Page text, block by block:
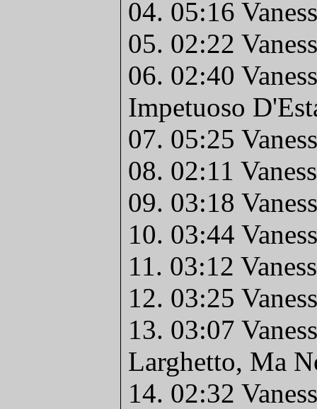
04. 05:16
05. 02:22
06. 02:40
Impetuoso
07. 05:25
08. 02:11
09. 03:18
10. 03:44
11. 03:12
12. 03:25
13. 03:07
Larghetto, Ma
14. 02:32